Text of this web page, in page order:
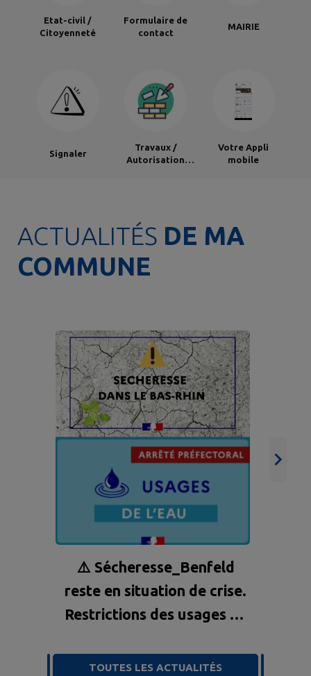
Etat-civil /
Citoyenneté
Formulaire de
contact
MAIRIE
Signaler
Travaux /
Autorisation
Votre Appli
mobile
ACTUALITÉS DE MA
COMMUNE
⚠️ Sécheresse_Benfeld
reste en situation de crise.
Restrictions des usages de
TOUTES LES ACTUALITÉS